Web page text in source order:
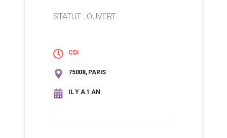
STATUT : OUVERT
CDI
75008, PARIS
IL Y A 1 AN